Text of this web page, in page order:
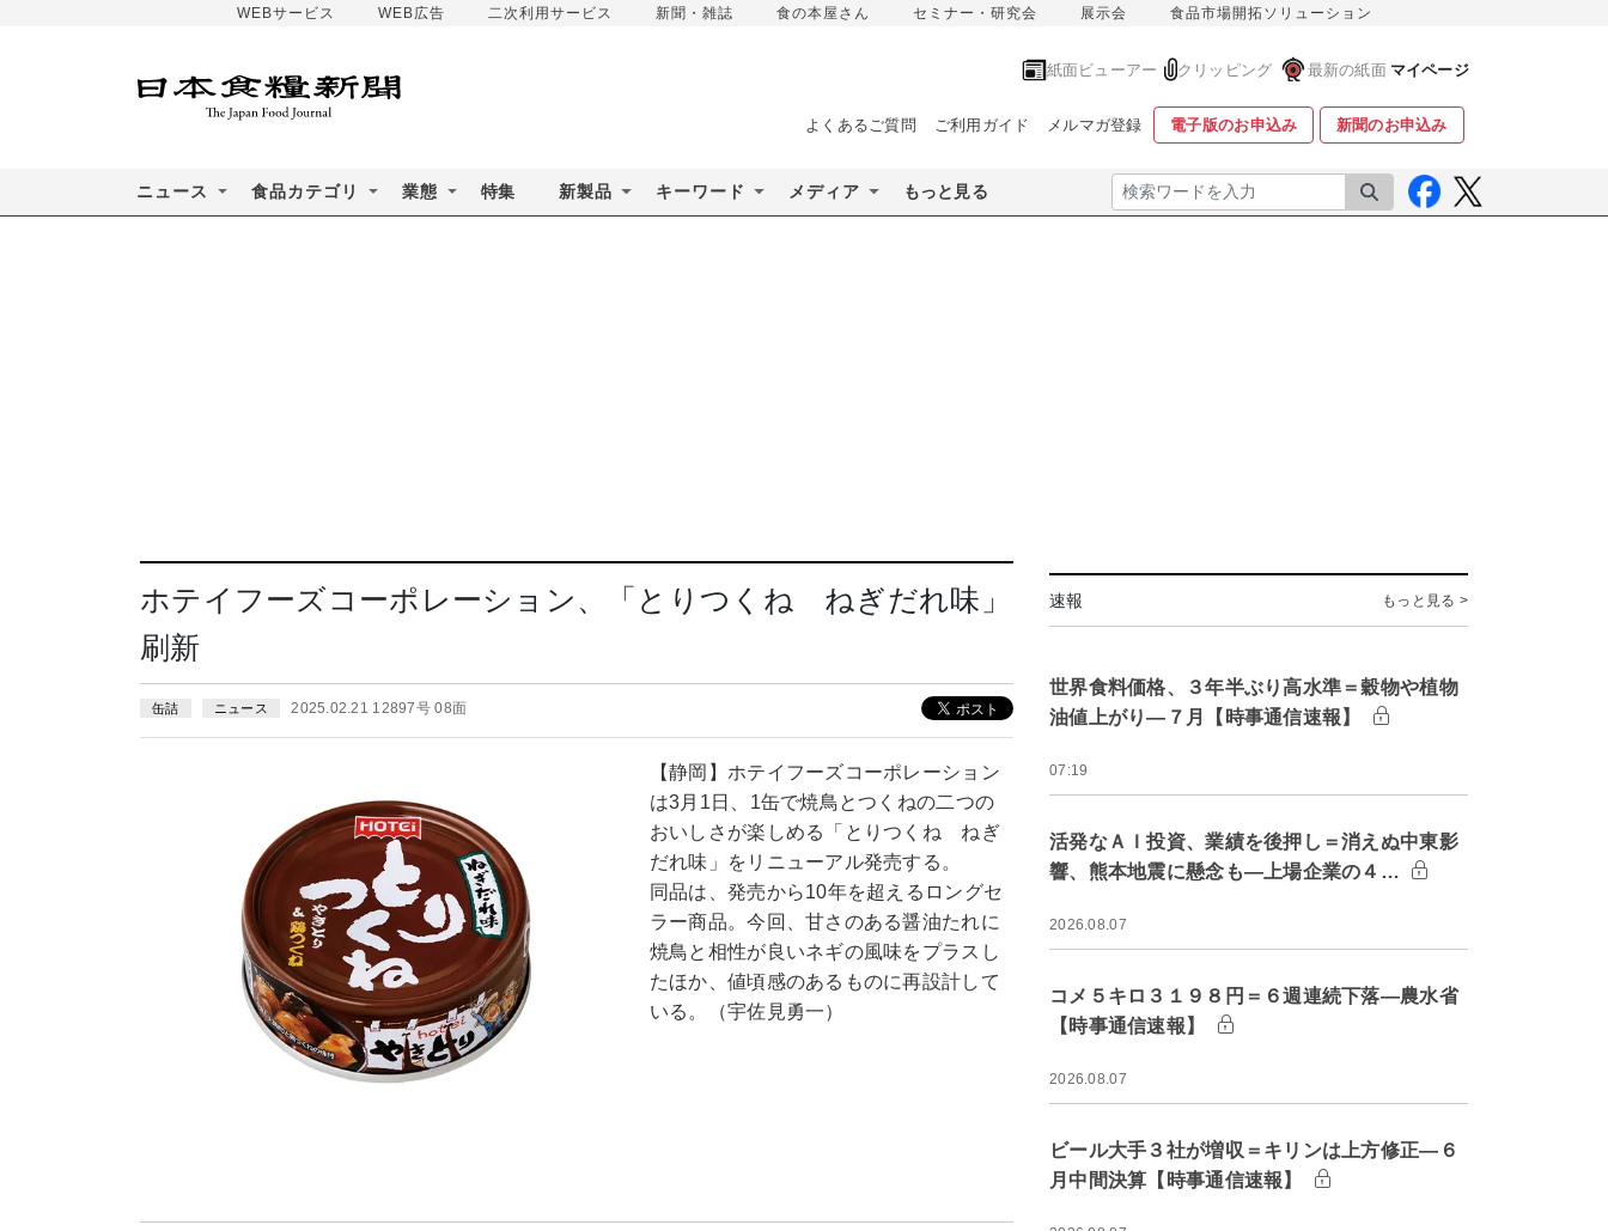
WEBサービス WEB広告 二次利用サービス 新聞・雑誌 食の本屋さん セミナー・研究会 展示会 食品市場開拓ソリューション
紙面ビューアー クリッピング 最新の紙面 マイページ
よくあるご質問 ご利用ガイド メルマガ登録 電子版のお申込み 新聞のお申込み
ニュース 食品カテゴリ 業態 特集 新製品 キーワード メディア もっと見る 検索
ホテイフーズコーポレーション、「とりつくね ねぎだれ味」
刷新
缶詰 ニュース 2025.02.21 12897号 08面
【静岡】ホテイフーズコーポレーション
は3月1日、1缶で焼鳥とつくねの二つの
おいしさが楽しめる「とりつくね ねぎ
だれ味」をリニューアル発売する。
同品は、発売から10年を超えるロングセ
ラー商品。今回、甘さのある醤油たれに
焼鳥と相性が良いネギの風味をプラスし
たほか、値頃感のあるものに再設計して
いる。（宇佐見勇一）
速報 もっと見る >
世界食料価格、３年半ぶり高水準＝穀物や植物
油値上がり―７月【時事通信速報】
07:19
活発なＡＩ投資、業績を後押し＝消えぬ中東影
響、熊本地震に懸念も―上場企業の４…
2026.08.07
コメ５キロ３１９８円＝６週連続下落―農水省
【時事通信速報】
2026.08.07
ビール大手３社が増収＝キリンは上方修正―６
月中間決算【時事通信速報】